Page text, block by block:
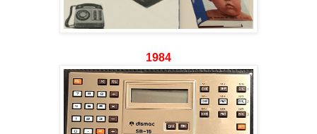
1984